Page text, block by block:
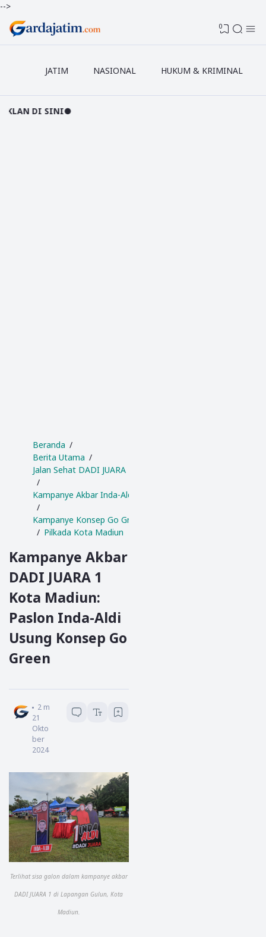
-->
0
JATIM NASIONAL HUKUM & KRIMINAL
SINI●
Beranda
Berita Utama
Jalan Sehat DADI JUARA 1
Kampanye Akbar Inda-Aldi
Kampanye Konsep Go Green
Pilkada Kota Madiun
Kampanye Akbar
DADI JUARA 1
Kota Madiun:
Paslon Inda-Aldi
Usung Konsep Go
Green
Redaksi Garda Jatim
2menit baca
21
Okto
ber
2024
Terlihat sisa galon dalam kampanye akbar
DADI JUARA 1 di Lapangan Gulun, Kota
Madiun.